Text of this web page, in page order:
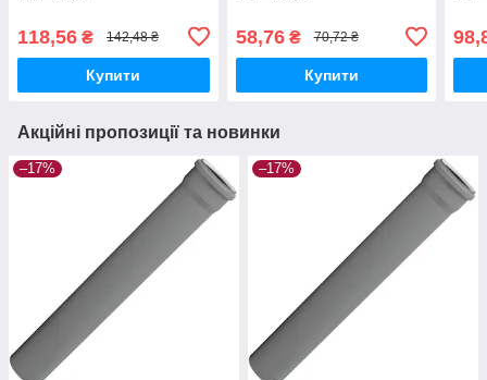
118,56 ₴ 142,48 ₴
Купити
58,76₴ 70,72 ₴
Купити
Акційні пропозиції та новинки
–17% –17%